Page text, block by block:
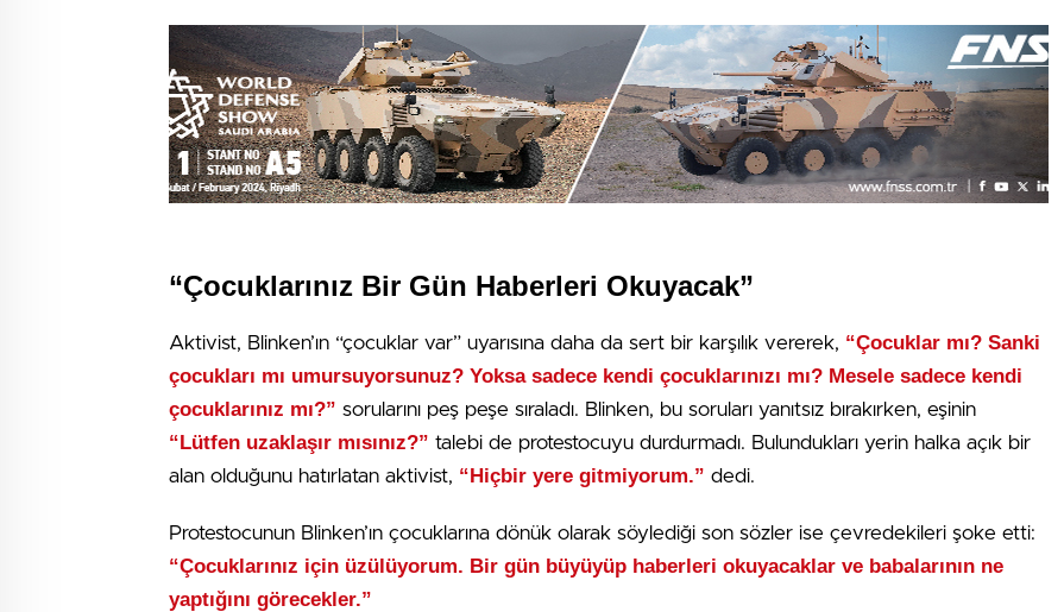
“Çocuklarınız Bir Gün Haberleri Okuyacak”
Aktivist, Blinken’ın “çocuklar var” uyarısına daha da sert bir karşılık vererek, “Çocuklar mı? Sanki
çocukları mı umursuyorsunuz? Yoksa sadece kendi çocuklarınızı mı? Mesele sadece kendi
çocuklarınız mı?” sorularını peş peşe sıraladı. Blinken, bu soruları yanıtsız bırakırken, eşinin
“Lütfen uzaklaşır mısınız?” talebi de protestocuyu durdurmadı. Bulundukları yerin halka açık bir
alan olduğunu hatırlatan aktivist, “Hiçbir yere gitmiyorum.” dedi.
Protestocunun Blinken’ın çocuklarına dönük olarak söylediği son sözler ise çevredekileri şoke etti:
“Çocuklarınız için üzülüyorum. Bir gün büyüyüp haberleri okuyacaklar ve babalarının ne
yaptığını görecekler.”